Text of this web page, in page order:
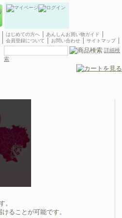
はじめての方へ
あんしんお買い物ガイド
会員登録について
お問い合わせ サイトマップ
詳細検
索
落合南長崎にお花をお届けな
。
ることが可能です。